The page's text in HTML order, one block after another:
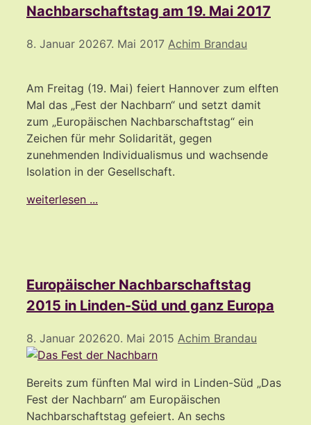
Nachbarschaftstag am 19. Mai 2017
8. Januar 20267. Mai 2017 Achim Brandau
Am Freitag (19. Mai) feiert Hannover zum elften
Mal das „Fest der Nachbarn“ und setzt damit
zum „Europäischen Nachbarschaftstag“ ein
Zeichen für mehr Solidarität, gegen
zunehmenden Individualismus und wachsende
Isolation in der Gesellschaft.
weiterlesen ...
Europäischer Nachbarschaftstag
2015 in Linden-Süd und ganz Europa
8. Januar 202620. Mai 2015 Achim Brandau
Bereits zum fünften Mal wird in Linden-Süd „Das
Fest der Nachbarn“ am Europäischen
Nachbarschaftstag gefeiert. An sechs